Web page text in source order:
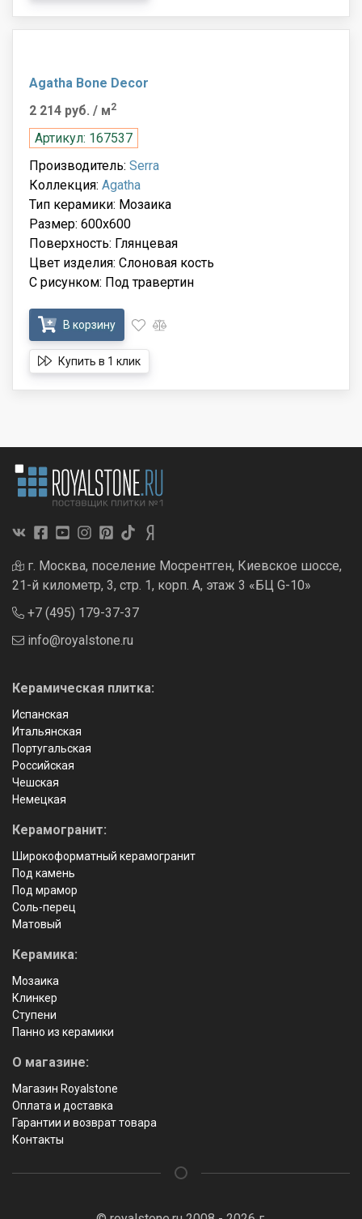
Agatha Bone Decor
2 214 руб. / м2
Артикул: 167537
Производитель: Serra
Коллекция: Agatha
Тип керамики: Мозаика
Размер: 600x600
Поверхность: Глянцевая
Цвет изделия: Слоновая кость
С рисунком: Под травертин
В корзину
Купить в 1 клик
г. Москва, поселение Мосрентген, Киевское шоссе,
21-й километр, 3, стр. 1, корп. А, этаж 3 «БЦ G-10»
+7 (495) 179-37-37
info@royalstone.ru
Керамическая плитка:
Испанская
Итальянская
Португальская
Российская
Чешская
Немецкая
Керамогранит:
Широкоформатный керамогранит
Под камень
Под мрамор
Соль-перец
Матовый
Керамика:
Мозаика
Клинкер
Ступени
Панно из керамики
О магазине:
Магазин Royalstone
Оплата и доставка
Гарантии и возврат товара
Контакты